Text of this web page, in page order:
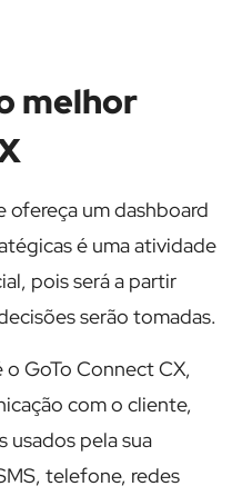
melhor
ofereça um dashboard
é uma atividade
pois será a partir
serão tomadas.
GoTo Connect CX,
com o cliente,
usados pela sua
telefone, redes